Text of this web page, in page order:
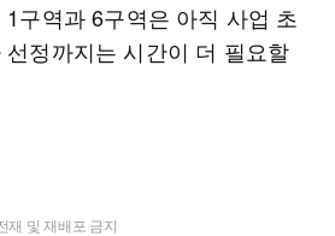
구역과 6구역은 아직 사업 초
정까지는 시간이 더 필요할
및 재배포 금지